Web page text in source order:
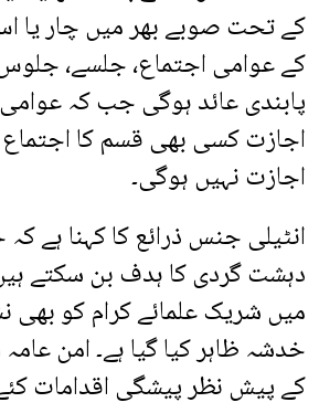
کے تحت صوبے بھر میں چار یا
کے عوامی اجتماع، جلسے،
پابندی عائد ہوگی جب کہ
اجازت کسی بھی قسم کا
اجازت نہیں ہوگی۔
انٹیلی جنس ذرائع کا کہنا ہے
دہشت گردی کا ہدف بن سکتے
میں شریک علمائے کرام کو بھی
خدشہ ظاہر کیا گیا ہے۔ امن
کے پیش نظر پیشگی اقدامات